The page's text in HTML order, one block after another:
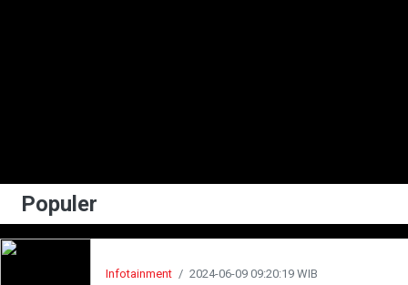
Populer
Infotainment / 2024-06-09 09:20:19 WIB